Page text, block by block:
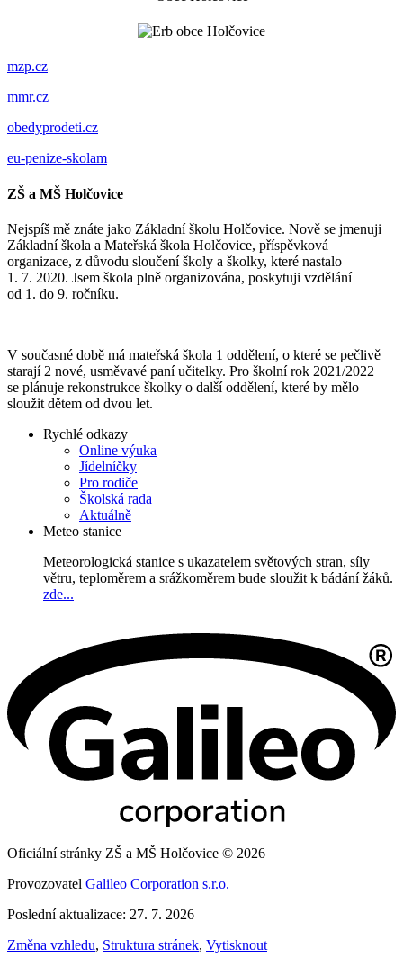
mzp.cz
mmr.cz
obedyprodeti.cz
eu-penize-skolam
ZŠ a MŠ Holčovice
Nejspíš mě znáte jako Základní školu Holčovice. Nově se jmenuji
Základní škola a Mateřská škola Holčovice, příspěvková
organizace, z důvodu sloučení školy a školky, které nastalo
1. 7. 2020. Jsem škola plně organizována, poskytuji vzdělání
od 1. do 9. ročníku.
V současné době má mateřská škola 1 oddělení, o které se pečlivě
starají 2 nové, usměvavé paní učitelky. Pro školní rok 2021/2022
se plánuje rekonstrukce školky o další oddělení, které by mělo
sloužit dětem od dvou let.
Rychlé odkazy
Online výuka
Jídelníčky
Pro rodiče
Školská rada
Aktuálně
Meteo stanice
Meteorologická stanice s ukazatelem světových stran, síly
větru, teploměrem a srážkoměrem bude sloužit k bádání žáků.
zde...
Oficiální stránky ZŠ a MŠ Holčovice © 2026
Provozovatel Galileo Corporation s.r.o.
Poslední aktualizace: 27. 7. 2026
Změna vzhledu, Struktura stránek, Vytisknout